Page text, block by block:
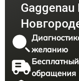
желанию
обращения